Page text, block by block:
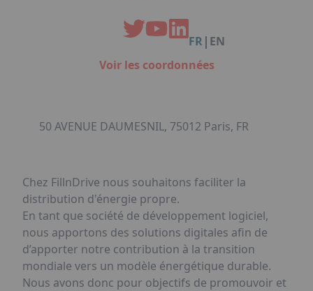
Organisation de dîners / soirées de gala
Qui sommes-nous ?
Accéder au complexe
Politique RSE
FR | EN
Voir les coordonnées
50 AVENUE DAUMESNIL, 75012 Paris, FR
Chez FillnDrive nous souhaitons faciliter la
distribution d'énergie propre.
En tant que société de développement logiciel,
nous apportons des solutions digitales afin de
d’apporter notre contribution à la transition
mondiale vers un modèle énergétique durable.
Nous avons donc pour objectifs de promouvoir et